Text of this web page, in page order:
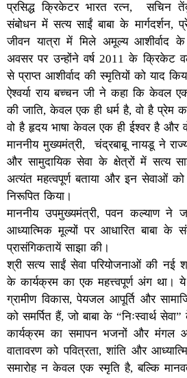
प्रसिद्ध क्रिकेटर भारत रत्न, सचिन
संबोधन में सत्य साईं बाबा के मार्गदर्शन,
जीवन यात्रा में मिले अमूल्य आशीर्वाद
अवसर पर उन्होंने वर्ष 2011 के क्रिकेट
से प्राप्त आशीर्वाद की स्मृतियों को याद
ऐश्वर्या राय बच्चन जी ने कहा कि केवल
की जाति, केवल एक ही धर्म है, वो है प्रेम
वो है हृदय भाषा केवल एक ही ईश्वर है और वो
माननीय मुख्यमंत्री, चंद्रबाबू नायडू ने
और सामुदायिक सेवा के क्षेत्रों में सत्य
अत्यंत महत्वपूर्ण बताया और इन सेवाओं
निरूपित किया।
माननीय उपमुख्यमंत्री, पवन कल्याण ने
आध्यात्मिक मूल्यों पर आधारित बाबा
प्रासंगिकतायें साझा की।
श्री सत्य साईं सेवा परियोजनाओं की
के कार्यक्रम का एक महत्त्वपूर्ण अंग था। ये
ग्रामीण विकास, पेयजल आपूर्ति और
को समर्पित हैं, जो बाबा के “निःस्वार्थ
कार्यक्रम का समापन भजनों और
वातावरण को पवित्रता, शांति और
समारोह न केवल एक स्मृति है, बल्कि